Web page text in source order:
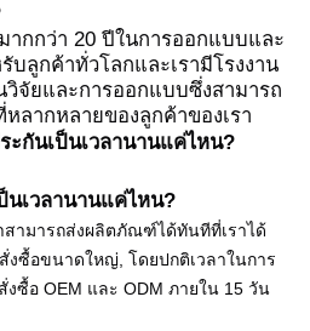
กกว่า 20 ปีในการออกแบบและ
ลูกค้าทั่วโลกและเรามีโรงงาน
วิจัยและการออกแบบซึ่งสามารถ
ลากหลายของลูกค้าของเรา
ะกันเป็นเวลานานแค่ไหน?
นเวลานานแค่ไหน?
สามารถส่งผลิตภัณฑ์ได้ทันทีที่เราได้
งซื้อขนาดใหญ่, โดยปกติเวลาในการ
สั่งซื้อ OEM และ ODM ภายใน 15 วัน